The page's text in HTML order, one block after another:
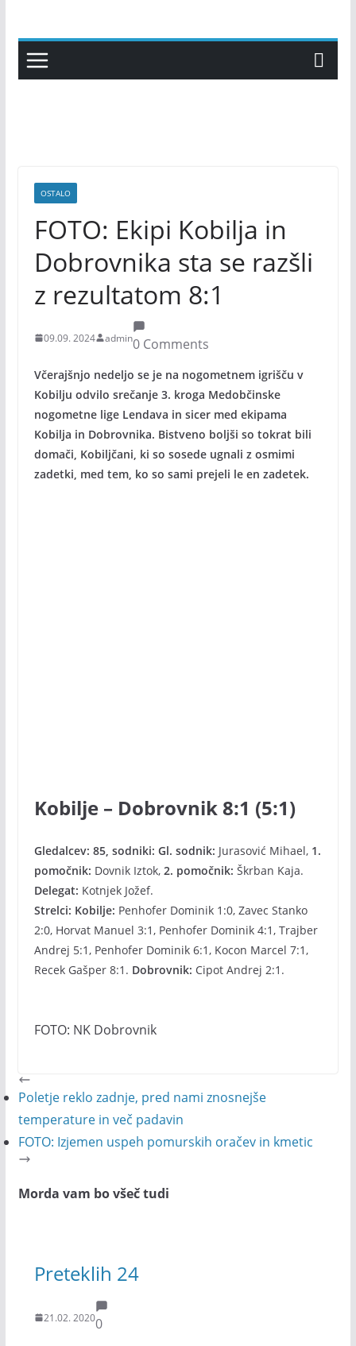
content
OSTALO
FOTO: Ekipi Kobilja in
Dobrovnika sta se razšli
z rezultatom 8:1
09.09. 2024 admin0 Comments
Včerajšnjo nedeljo se je na nogometnem igrišču v
Kobilju odvilo srečanje 3. kroga Medobčinske
nogometne lige Lendava in sicer med ekipama
Kobilja in Dobrovnika. Bistveno boljši so tokrat bili
domači, Kobiljčani, ki so sosede ugnali z osmimi
zadetki, med tem, ko so sami prejeli le en zadetek.
Kobilje – Dobrovnik 8:1 (5:1)
Gledalcev: 85, sodniki: Gl. sodnik: Jurasović Mihael, 1.
pomočnik: Dovnik Iztok, 2. pomočnik: Škrban Kaja.
Delegat: Kotnjek Jožef.
Strelci: Kobilje: Penhofer Dominik 1:0, Zavec Stanko
2:0, Horvat Manuel 3:1, Penhofer Dominik 4:1, Trajber
Andrej 5:1, Penhofer Dominik 6:1, Kocon Marcel 7:1,
Recek Gašper 8:1. Dobrovnik: Cipot Andrej 2:1.
FOTO: NK Dobrovnik
Poletje reklo zadnje, pred nami znosnejše
temperature in več padavin
FOTO: Izjemen uspeh pomurskih oračev in kmetic
Morda vam bo všeč tudi
Preteklih 24
21.02. 20200